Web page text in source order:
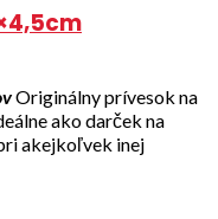
Originálny prívesok na
ako darček na
akejkoľvek inej